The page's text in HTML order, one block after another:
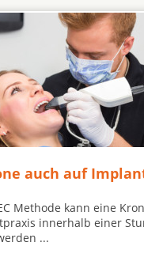
auch auf
Methode kann eine
innerhalb einer
...